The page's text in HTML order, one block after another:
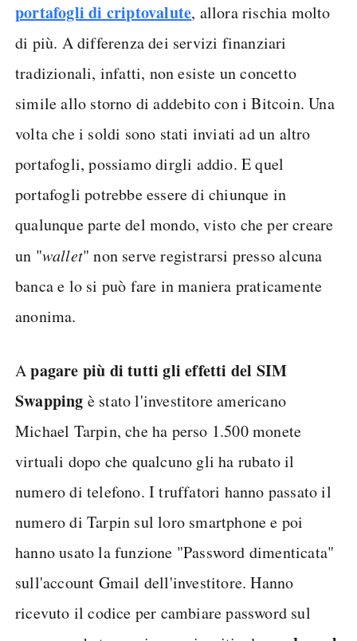
portafogli di criptovalute, allora rischia molto
di più. A differenza dei servizi finanziari
tradizionali, infatti, non esiste un concetto
simile allo storno di addebito con i Bitcoin. Una
volta che i soldi sono stati inviati ad un altro
portafogli, possiamo dirgli addio. E quel
portafogli potrebbe essere di chiunque in
qualunque parte del mondo, visto che per creare
un "wallet" non serve registrarsi presso alcuna
banca e lo si può fare in maniera praticamente
anonima.
Apagare più di tutti gli effetti del SIM
Swapping è stato l'investitore americano
Michael Tarpin, che ha perso 1.500 monete
virtuali dopo che qualcuno gli ha rubato il
numero di telefono. I truffatori hanno passato il
numero di Tarpin sul loro smartphone e poi
hanno usato la funzione "Password dimenticata"
sull'account Gmail dell'investitore. Hanno
ricevuto il codice per cambiare password sul